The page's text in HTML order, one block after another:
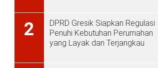
2
DPRD Gresik Siapkan Regulasi
Penuhi Kebutuhan Perumahan
yang Layak dan Terjangkau